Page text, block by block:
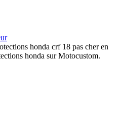
honda crf 18 pas cher en
honda sur Motocustom.